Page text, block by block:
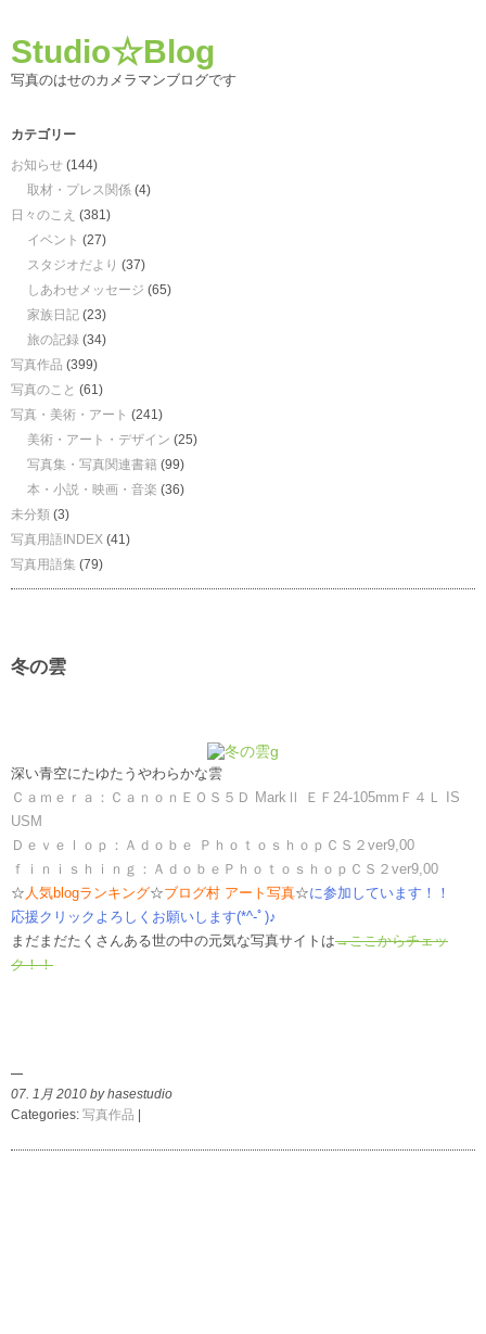
Studio☆Blog
写真のはせのカメラマンブログです
カテゴリー
お知らせ (144)
取材・プレス関係 (4)
日々のこえ (381)
イベント (27)
スタジオだより (37)
しあわせメッセージ (65)
家族日記 (23)
旅の記録 (34)
写真作品 (399)
写真のこと (61)
写真・美術・アート (241)
美術・アート・デザイン (25)
写真集・写真関連書籍 (99)
本・小説・映画・音楽 (36)
未分類 (3)
写真用語INDEX (41)
写真用語集 (79)
冬の雲
深い青空にたゆたうやわらかな雲
Ｃａｍｅｒａ：ＣａｎｏｎＥＯＳ５Ｄ MarkⅡ ＥＦ24-105mmＦ４Ｌ IS
USM
Ｄｅｖｅｌｏｐ：Ａｄｏｂｅ ＰｈｏｔｏｓｈｏｐＣＳ２ver9,00
ｆｉｎｉｓｈｉｎｇ：ＡｄｏｂｅＰｈｏｔｏｓｈｏｐＣＳ２ver9,00
☆ 人気blogランキング☆ブログ村 アート写真☆に参加しています！！
応援クリックよろしくお願いします(*^-ﾟ)♪
まだまだたくさんある世の中の元気な写真サイトは→ここからチェッ
ク！！
07. 1月 2010 by hasestudio
Categories: 写真作品